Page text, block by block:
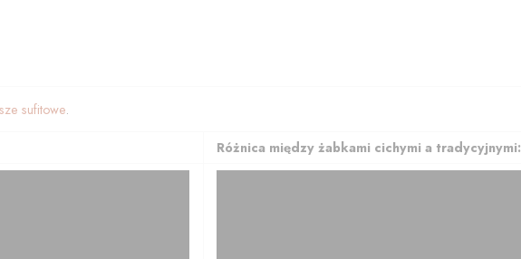
sufitowe.
Różnica między żabkami cichymi a tradycyjnymi: